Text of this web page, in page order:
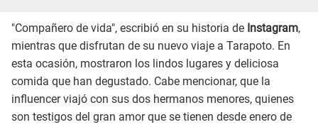
"Compañero de vida", escribió en su historia de Instagram,
mientras que disfrutan de su nuevo viaje a Tarapoto. En
esta ocasión, mostraron los lindos lugares y deliciosa
comida que han degustado. Cabe mencionar, que la
influencer viajó con sus dos hermanos menores, quienes
son testigos del gran amor que se tienen desde enero de